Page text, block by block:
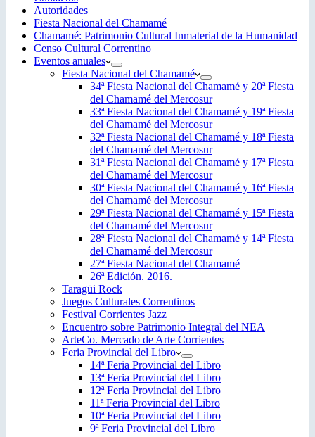
Autoridades
Fiesta Nacional del Chamamé
Chamamé: Patrimonio Cultural Inmaterial de la Humanidad
Censo Cultural Correntino
Eventos anuales
Fiesta Nacional del Chamamé
34ª Fiesta Nacional del Chamamé y 20ª Fiesta
del Chamamé del Mercosur
33ª Fiesta Nacional del Chamamé y 19ª Fiesta
del Chamamé del Mercosur
32ª Fiesta Nacional del Chamamé y 18ª Fiesta
del Chamamé del Mercosur
31ª Fiesta Nacional del Chamamé y 17ª Fiesta
del Chamamé del Mercosur
30ª Fiesta Nacional del Chamamé y 16ª Fiesta
del Chamamé del Mercosur
29ª Fiesta Nacional del Chamamé y 15ª Fiesta
del Chamamé del Mercosur
28ª Fiesta Nacional del Chamamé y 14ª Fiesta
del Chamamé del Mercosur
27ª Fiesta Nacional del Chamamé
26ª Edición. 2016.
Taragüi Rock
Juegos Culturales Correntinos
Festival Corrientes Jazz
Encuentro sobre Patrimonio Integral del NEA
ArteCo. Mercado de Arte Corrientes
Feria Provincial del Libro
14ª Feria Provincial del Libro
13ª Feria Provincial del Libro
12ª Feria Provincial del Libro
11ª Feria Provincial del Libro
10ª Feria Provincial del Libro
9ª Feria Provincial del Libro